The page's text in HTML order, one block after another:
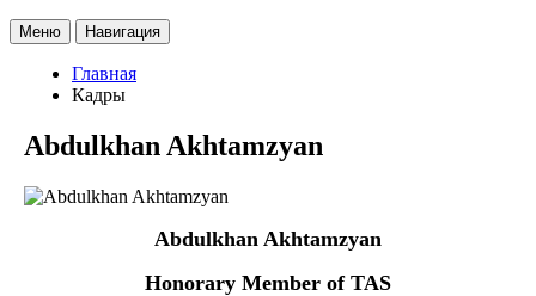
Меню Навигация
Главная
Кадры
Abdulkhan Akhtamzyan
Abdulkhan Akhtamzyan
Honorary Member of TAS